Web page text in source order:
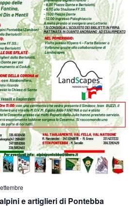
e artiglieri di Pontebba